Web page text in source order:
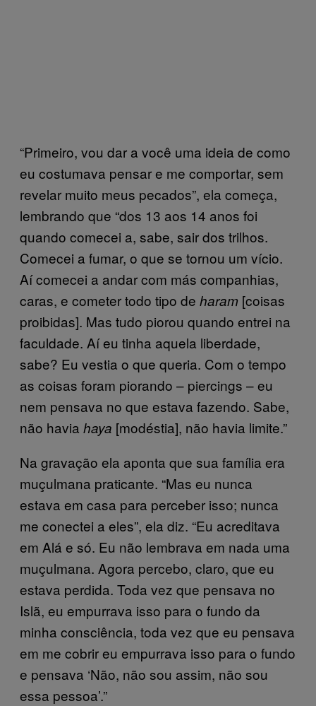
“Primeiro, vou dar a você uma ideia de como
eu costumava pensar e me comportar, sem
revelar muito meus pecados”, ela começa,
lembrando que “dos 13 aos 14 anos foi
quando comecei a, sabe, sair dos trilhos.
Comecei a fumar, o que se tornou um vício.
Aí comecei a andar com más companhias,
caras, e cometer todo tipo de haram [coisas
proibidas]. Mas tudo piorou quando entrei na
faculdade. Aí eu tinha aquela liberdade,
sabe? Eu vestia o que queria. Com o tempo
as coisas foram piorando – piercings – eu
nem pensava no que estava fazendo. Sabe,
não havia haya [modéstia], não havia limite.”
Na gravação ela aponta que sua família era
muçulmana praticante. “Mas eu nunca
estava em casa para perceber isso; nunca
me conectei a eles”, ela diz. “Eu acreditava
em Alá e só. Eu não lembrava em nada uma
muçulmana. Agora percebo, claro, que eu
estava perdida. Toda vez que pensava no
Islã, eu empurrava isso para o fundo da
minha consciência, toda vez que eu pensava
em me cobrir eu empurrava isso para o fundo
e pensava ‘Não, não sou assim, não sou
essa pessoa’.”